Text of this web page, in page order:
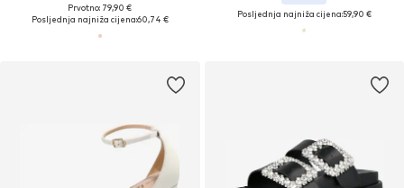
Prvotno: 79,90 €
Posljednja najniža cijena:60,74 €
Posljednja najniža cijena:59,90 €